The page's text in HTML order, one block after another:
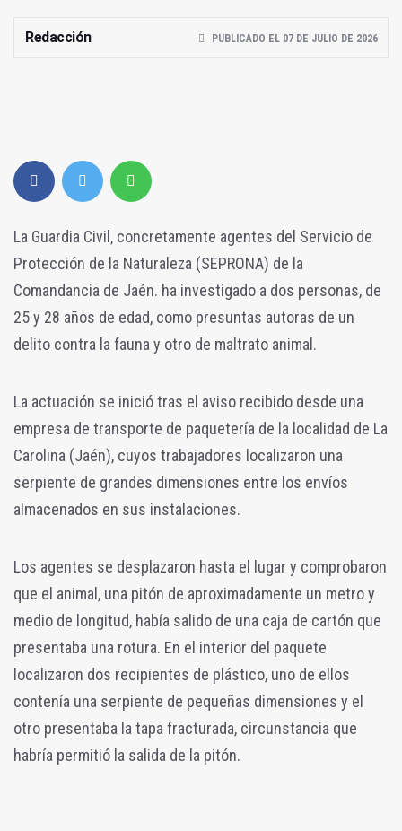
Redacción PUBLICADO EL 07 DE JULIO DE 2026
La Guardia Civil, concretamente agentes del Servicio de
Protección de la Naturaleza (SEPRONA) de la
Comandancia de Jaén. ha investigado a dos personas, de
25 y 28 años de edad, como presuntas autoras de un
delito contra la fauna y otro de maltrato animal.
La actuación se inició tras el aviso recibido desde una
empresa de transporte de paquetería de la localidad de La
Carolina (Jaén), cuyos trabajadores localizaron una
serpiente de grandes dimensiones entre los envíos
almacenados en sus instalaciones.
Los agentes se desplazaron hasta el lugar y comprobaron
que el animal, una pitón de aproximadamente un metro y
medio de longitud, había salido de una caja de cartón que
presentaba una rotura. En el interior del paquete
localizaron dos recipientes de plástico, uno de ellos
contenía una serpiente de pequeñas dimensiones y el
otro presentaba la tapa fracturada, circunstancia que
habría permitió la salida de la pitón.